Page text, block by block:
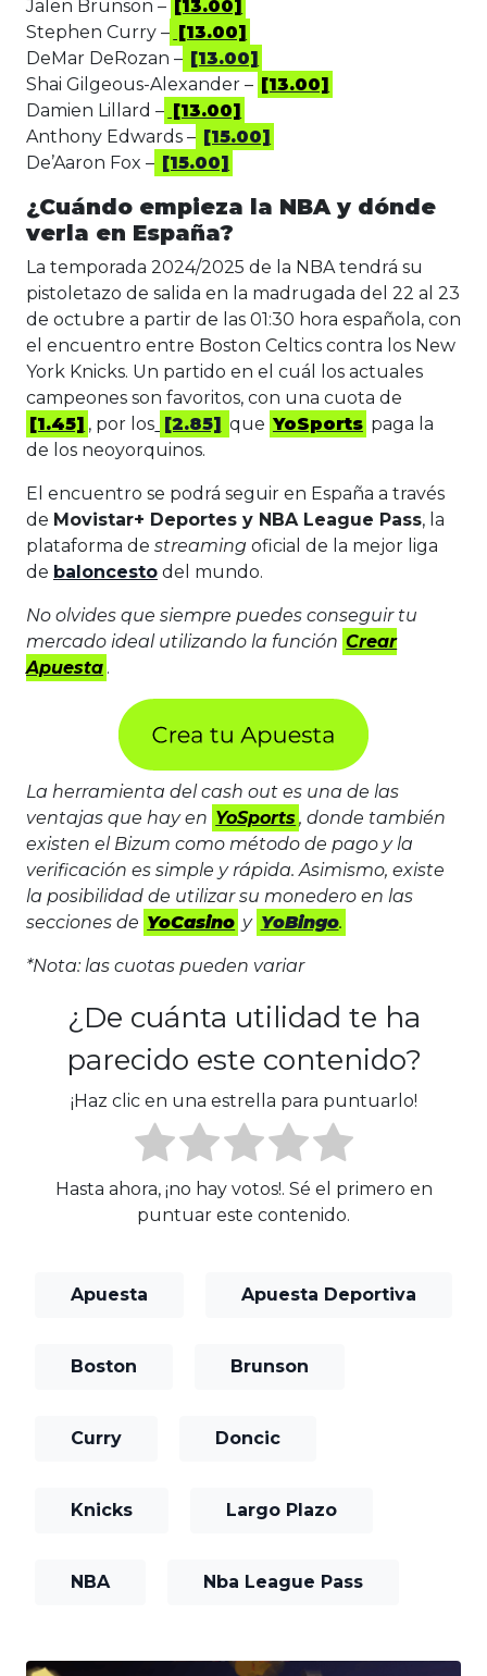
Jalen Brunson – [13.00]
Stephen Curry – [13.00]
DeMar DeRozan – [13.00]
Shai Gilgeous-Alexander – [13.00]
Damien Lillard – [13.00]
Anthony Edwards – [15.00]
De’Aaron Fox – [15.00]
¿Cuándo empieza la NBA y dónde
verla en España?
La temporada 2024/2025 de la NBA tendrá su
pistoletazo de salida en la madrugada del 22 al 23
de octubre a partir de las 01:30 hora española, con
el encuentro entre Boston Celtics contra los New
York Knicks. Un partido en el cuál los actuales
campeones son favoritos, con una cuota de
[1.45] , por los [2.85] que YoSports paga la
de los neoyorquinos.
El encuentro se podrá seguir en España a través
de Movistar+ Deportes y NBA League Pass, la
plataforma de streaming oficial de la mejor liga
de baloncesto del mundo.
No olvides que siempre puedes conseguir tu
mercado ideal utilizando la función Crear
Apuesta .
La herramienta del cash out es una de las
ventajas que hay en YoSports , donde también
existen el Bizum como método de pago y la
verificación es simple y rápida. Asimismo, existe
la posibilidad de utilizar su monedero en las
secciones de YoCasino y YoBingo.
*Nota: las cuotas pueden variar
¿De cuánta utilidad te ha
parecido este contenido?
¡Haz clic en una estrella para puntuarlo!
Hasta ahora, ¡no hay votos!. Sé el primero en
puntuar este contenido.
Apuesta Apuesta Deportiva
Boston Brunson
Curry Doncic
Knicks Largo Plazo
NBA Nba League Pass